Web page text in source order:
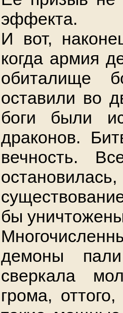
эффекта.
И вот,
когда армия
обиталище
оставили во
боги были
драконов.
вечность.
бы
демоны
сверкала
грома,